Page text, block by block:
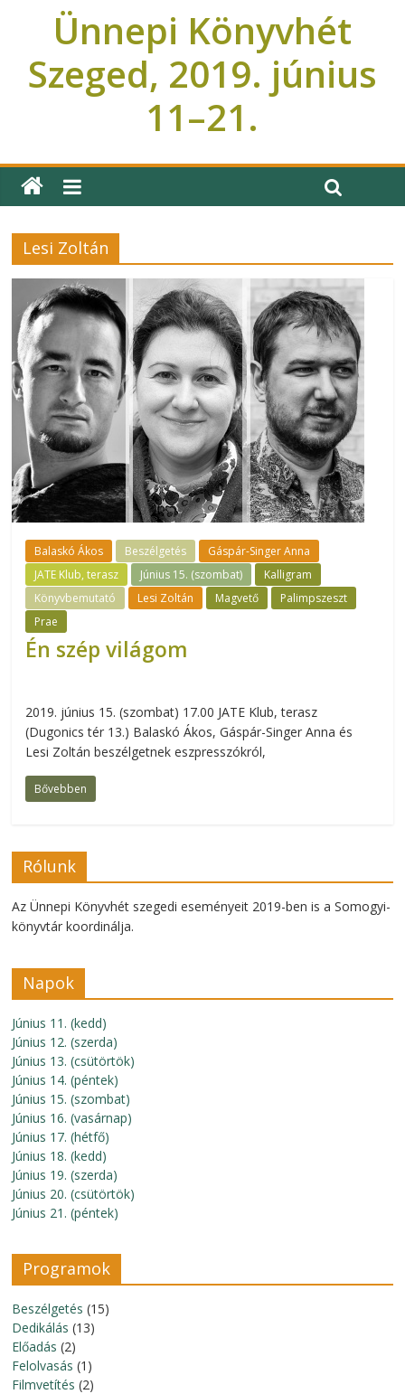
Ünnepi Könyvhét
Szeged, 2019. június
11–21.
Lesi Zoltán
Balaskó Ákos Beszélgetés
Gáspár-Singer Anna
JATE Klub, terasz
Június 15. (szombat)
Kalligram
Könyvbemutató
Lesi Zoltán Magvető
Palimpszeszt
Prae
Én szép világom
2019. június 15. (szombat) 17.00 JATE Klub, terasz
(Dugonics tér 13.) Balaskó Ákos, Gáspár-Singer Anna és
Lesi Zoltán beszélgetnek eszpresszókról,
Bővebben
Rólunk
Az Ünnepi Könyvhét szegedi eseményeit 2019-ben is a Somogyi-
könyvtár koordinálja.
Napok
Június 11. (kedd)
Június 12. (szerda)
Június 13. (csütörtök)
Június 14. (péntek)
Június 15. (szombat)
Június 16. (vasárnap)
Június 17. (hétfő)
Június 18. (kedd)
Június 19. (szerda)
Június 20. (csütörtök)
Június 21. (péntek)
Programok
Beszélgetés (15)
Dedikálás (13)
Előadás (2)
Felolvasás (1)
Filmvetítés (2)